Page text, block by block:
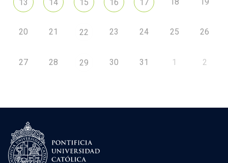
13 14 15 16 17
20 21 22 23 24 25 26
27 28 29 30 31 1 2